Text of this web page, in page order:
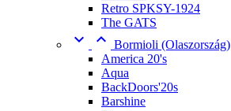
Retro SPKSY-1924
The GATS
  Bormioli (Olaszország)
America 20's
Aqua
BackDoors'20s
Barshine